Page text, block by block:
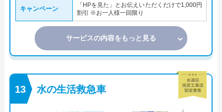
キャンペーン
「HPを見た」とお伝えいただくだけで1,000円
割引 ※お一人様一回限り
サービスの内容をもっと見る
水の生活救急車